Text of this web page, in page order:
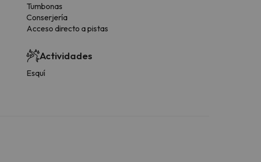
Tumbonas
Conserjería
Acceso directo a pistas
Actividades
Esquí